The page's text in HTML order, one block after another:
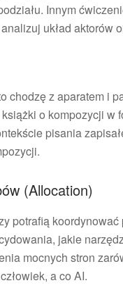
Innym
układ aktorów
z aparatem i
o kompozycji
pisania
(Allocation)
potrafią
jakie
mocnych stron
a co AI.